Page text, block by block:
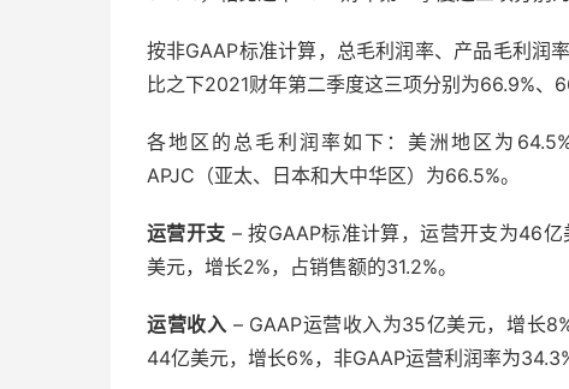
按非GAAP标准计算，总毛利润率、产品毛利润
比之下2021财年第二季度这三项分别为66.9%、
各地区的总毛利润率如下：美洲地区为
APJC（亚太、日本和大中华区）为66.5%。
运营开支 – 按GAAP标准计算，运营开支为46
美元，增长2%，占销售额的31.2%。
运营收入 – GAAP运营收入为35亿美元，增长
44亿美元，增长6%，非GAAP运营利润率为34.3%